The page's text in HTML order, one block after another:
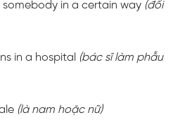
in a certain way (đối
in a hospital (bác sĩ làm phẫu
(là nam hoặc nữ)